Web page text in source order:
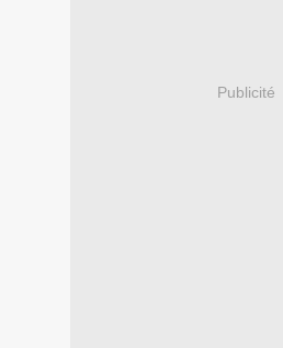
Publicité